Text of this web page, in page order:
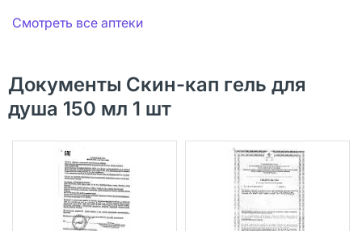
Смотреть все аптеки
Документы Скин-кап гель для
душа 150 мл 1 шт